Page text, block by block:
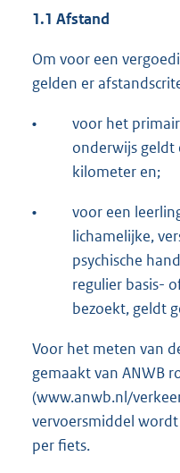
1.1 Afstand
Om voor een
gelden er
•
voor het
onderwijs geldt
kilometer en;
•
voor een
lichamelijke,
psychische
regulier basis-
bezoekt, geldt
Voor het meten van
gemaakt van ANWB
(www.anwb.nl/
vervoersmiddel
per fiets.